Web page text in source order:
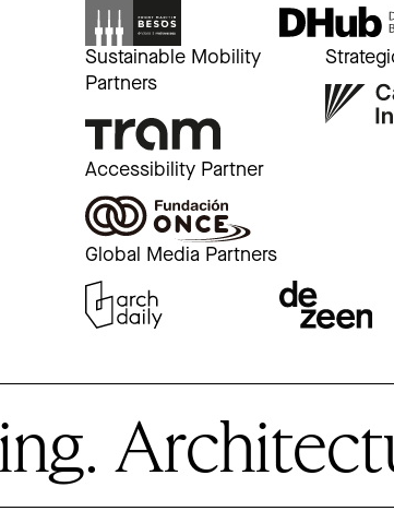
Sustainable Mobility
Partners
Accessibility Partner
Global Media Partners